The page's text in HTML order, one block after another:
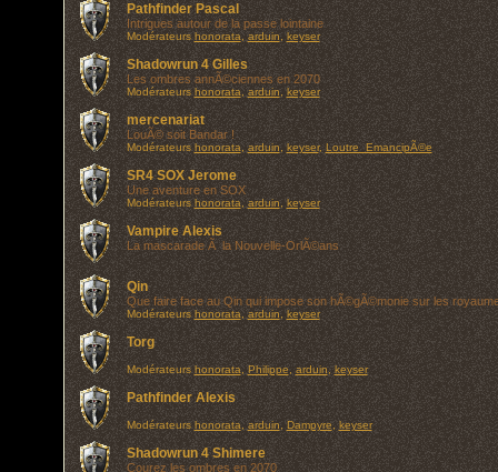
Pathfinder Pascal
Intrigues autour de la passe lointaine
Modérateurs honorata ,arduin ,keyser
Shadowrun 4 Gilles
Les ombres annÃ©ciennes en 2070
Modérateurs honorata ,arduin ,keyser
mercenariat
LouÃ© soit Bandar !
Modérateurs honorata ,arduin ,keyser,Loutre_EmancipÃ©e
SR4 SOX Jerome
Une aventure en SOX
Modérateurs honorata ,arduin ,keyser
Vampire Alexis
La mascarade Ã la Nouvelle-OrlÃ©ans
Qin
Que faire face au Qin qui impose son hÃ©gÃ©monie sur les
Modérateurs honorata ,arduin ,keyser
Torg
Modérateurs honorata ,Philippe arduin,keyser
Pathfinder Alexis
Modérateurs honorata ,arduin ,Dampyre, keyser
Shadowrun 4 Shimere
Courez les ombres en 2070